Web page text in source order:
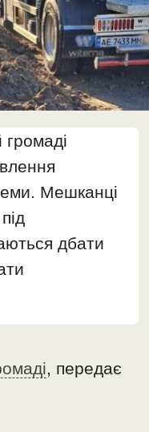
громаді
Мешканці
дбати
, передає